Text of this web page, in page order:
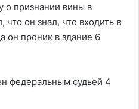
о признании вины в
он знал, что входить в
он проник в здание 6
федеральным судьей 4